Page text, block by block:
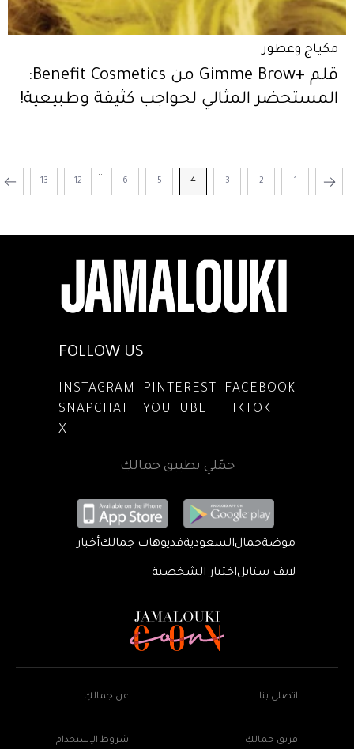
مكياج وعطور
قلم +Gimme Brow من Benefit Cosmetics:
المستحضر المثالي لحواجب كثيفة وطبيعية!
1
2
3
4
5
6
...
12
13
FOLLOW US
INSTAGRAM PINTEREST
FACEBOOK
SNAPCHAT
YOUTUBE
TIKTOK
X
حمّلي تطبيق جمالكِ
موضةجمالالسعوديةفديوهات جمالكأخبار
لايف ستايلاختبار الشخصية
اتصلي بنا عن جمالكِ
فريق جمالكِ شروط الإستخدام